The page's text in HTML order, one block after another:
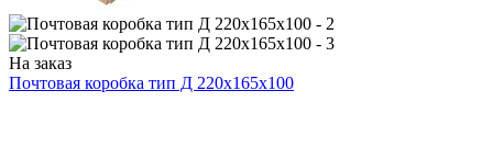
На заказ
Почтовая коробка тип Д 220х165х100